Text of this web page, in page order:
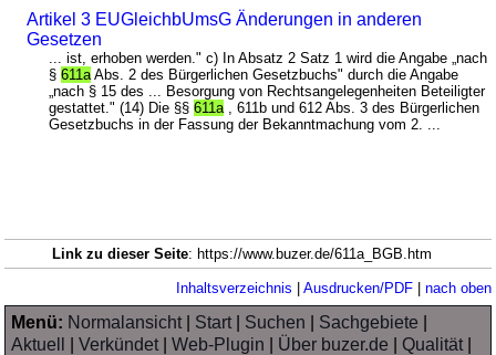
Artikel 3 EUGleichbUmsG Änderungen in anderen
Gesetzen
... ist, erhoben werden." c) In Absatz 2 Satz 1 wird die Angabe „nach
§611a Abs. 2 des Bürgerlichen Gesetzbuchs" durch die Angabe
„nach § 15 des ... Besorgung von Rechtsangelegenheiten Beteiligter
gestattet." (14) Die §§611a , 611b und 612 Abs. 3 des Bürgerlichen
Gesetzbuchs in der Fassung der Bekanntmachung vom 2. ...
Link zu dieser Seite: https://www.buzer.de/611a_BGB.htm
Inhaltsverzeichnis | Ausdrucken/PDF| nach oben
Menü: Normalansicht| Start| Suchen Sachgebiete
Aktuell
|Verkündet|Web-Plugin Über buzer.de |Qualität|